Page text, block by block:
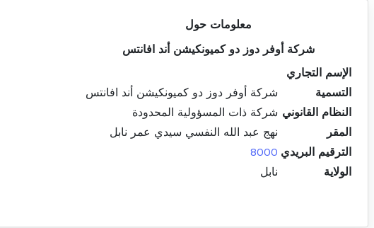
معلومات حول
شركة أوفر دوز دو كميونكيشن أند افانتس
الإسم التجاري
التسمية
شركة أوفر دوز دو كميونكيشن أند افانتس
النظام القانوني شركة ذات المسؤولية المحدودة
المقر
نهج عبد الله النفسي سيدي عمر نابل
الترقيم البريدي 8000
الولاية
نابل